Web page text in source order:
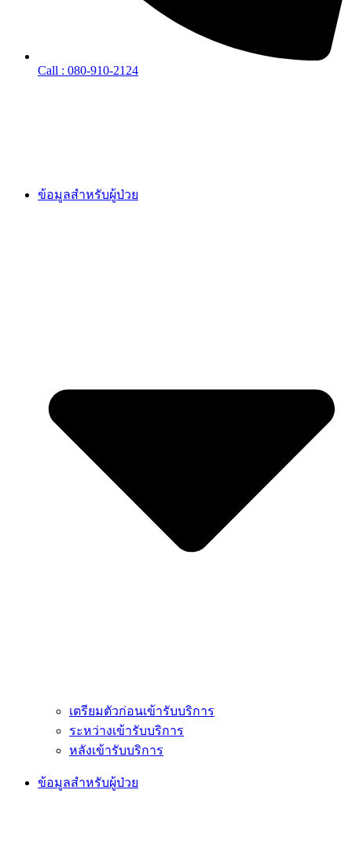
Call : 080-910-2124
ข้อมูลสำหรับผู้ป่วย
เตรียมตัวก่อนเข้ารับบริการ
ระหว่างเข้ารับบริการ
หลังเข้ารับบริการ
ข้อมูลสำหรับผู้ป่วย